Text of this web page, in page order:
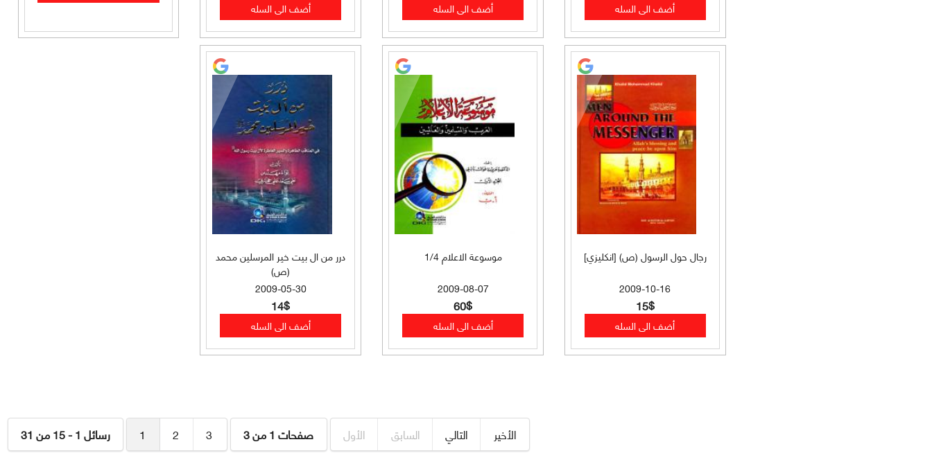
رجال حول الرسول (ص) [انكليزي]
2009-10-16
15$
موسوعة الاعلام 1/4
2009-08-07
60$
درر من ال بيت خير المرسلين محمد
(ص)
2009-05-30
14$
رسائل 1 - 15 من 31 1 2 3 صفحات 1 من 3 الأول السابق التالي الأخير